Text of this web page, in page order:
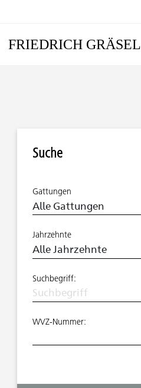
FRIEDRICH GRÄSEL
Suche
Gattungen
Jahrzehnte
Suchbegriff:
WVZ-Nummer: